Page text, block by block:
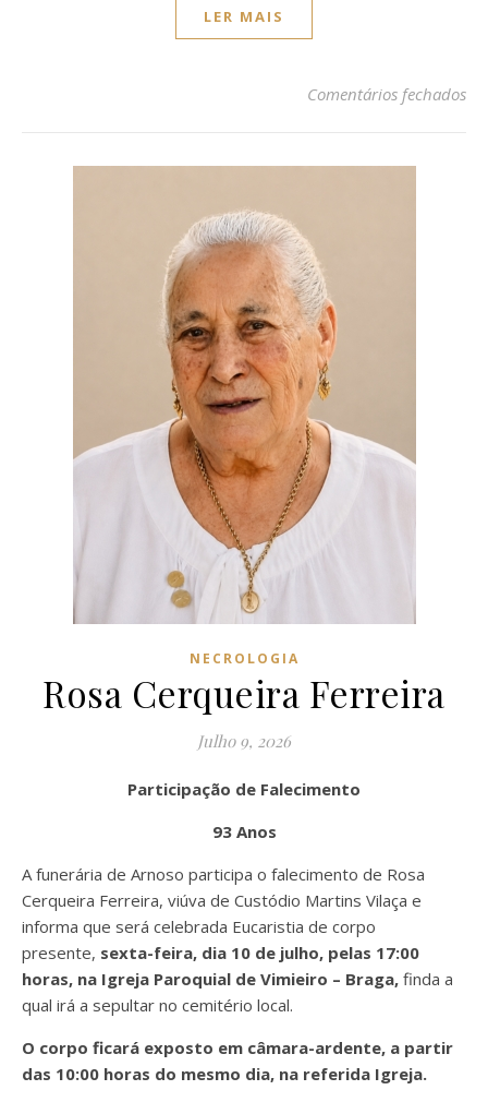
LER MAIS
Comentários fechados
NECROLOGIA
Rosa Cerqueira Ferreira
Julho 9, 2026
Participação de Falecimento
93 Anos
A funerária de Arnoso participa o falecimento de Rosa
Cerqueira Ferreira, viúva de Custódio Martins Vilaça e
informa que será celebrada Eucaristia de corpo
presente, sexta-feira, dia 10 de julho, pelas 17:00
horas, na Igreja Paroquial de Vimieiro – Braga, finda a
qual irá a sepultar no cemitério local.
O corpo ficará exposto em câmara-ardente, a partir
das 10:00 horas do mesmo dia, na referida Igreja.